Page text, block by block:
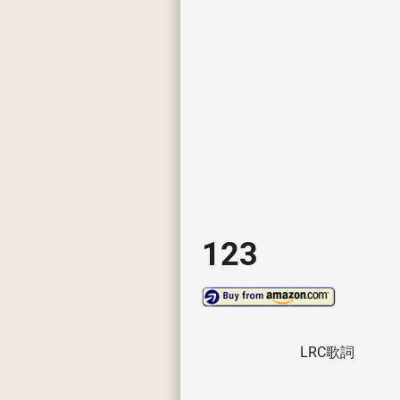
123
LRC歌詞